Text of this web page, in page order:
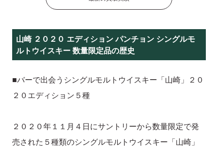
山崎 ２０２０ エディション パンチョン シングルモ
ルトウイスキー 数量限定品の歴史
■バーで出会うシングルモルトウイスキー「山崎」２０
２０エディション５種
２０２０年１１月４日にサントリーから数量限定で発
売された５種類のシングルモルトウイスキー「山崎」